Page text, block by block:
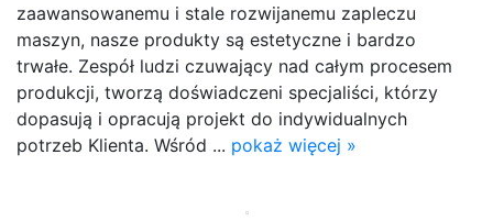
zaawansowanemu i stale rozwijanemu zapleczu
maszyn, nasze produkty są estetyczne i bardzo
trwałe. Zespół ludzi czuwający nad całym procesem
produkcji, tworzą doświadczeni specjaliści, którzy
dopasują i opracują projekt do indywidualnych
potrzeb Klienta. Wśród ... pokaż więcej »